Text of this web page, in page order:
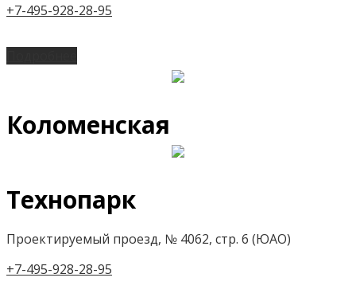
+7-495-928-28-95
Коломенская
Технопарк
Проектируемый проезд, № 4062, стр. 6 (ЮАО)
+7-495-928-28-95